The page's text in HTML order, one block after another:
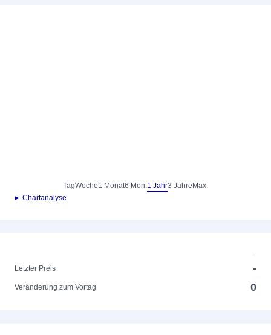
TagWoche1 Monat6 Mon.1 Jahr3 Jahre Max.
► Chartanalyse
-
Letzter Preis
-
Veränderung zum Vortag 0